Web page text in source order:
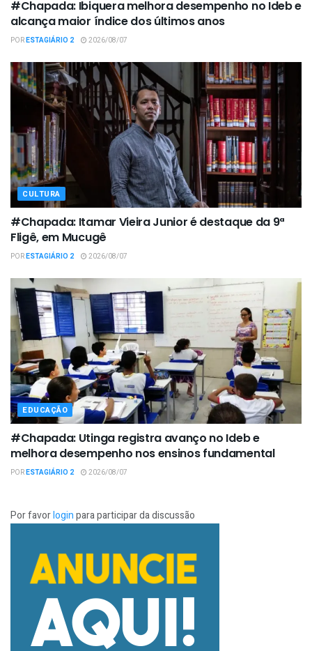
#Chapada: Ibiquera melhora desempenho no Ideb e
alcança maior índice dos últimos anos
PORESTAGIÁRIO 2 2026/08/07
CULTURA
#Chapada: Itamar Vieira Junior é destaque da 9ª
Fligê, em Mucugê
PORESTAGIÁRIO 2 2026/08/07
EDUCAÇÃO
#Chapada: Utinga registra avanço no Ideb e
melhora desempenho nos ensinos fundamental
PORESTAGIÁRIO 2 2026/08/07
Por favorloginpara participar da discussão